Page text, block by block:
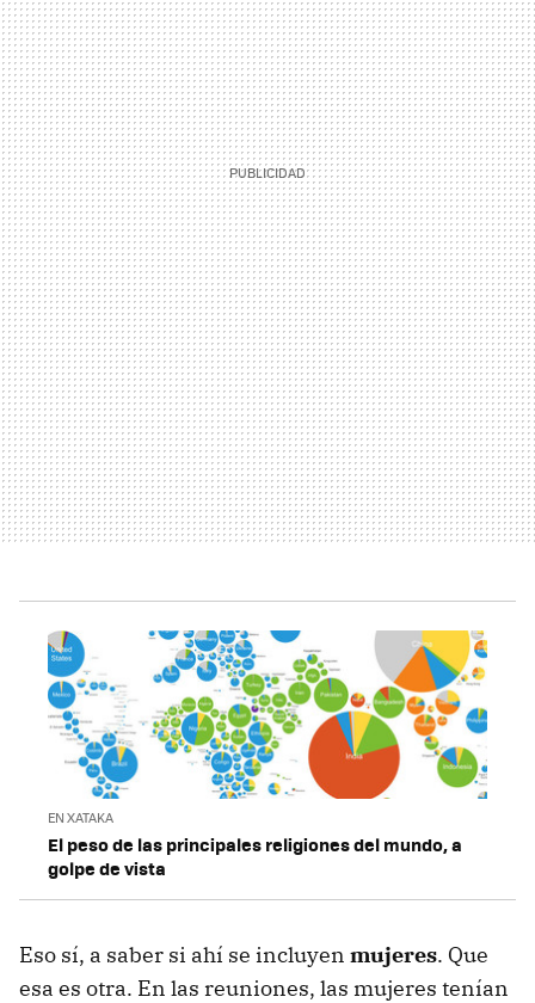
EN XATAKA
El peso de las principales religiones del mundo, a
golpe de vista
Eso sí, a saber si ahí se incluyen mujeres. Que
esa es otra. En las reuniones, las mujeres tenían